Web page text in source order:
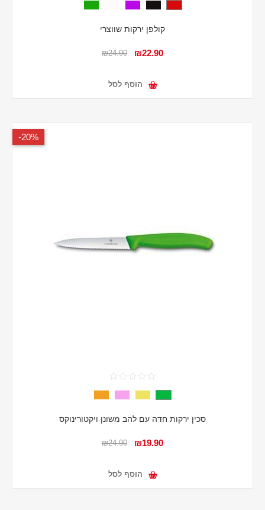
קולפן ירקות שווצרי
₪22.90
₪24.90
הוסף לסל
20%-
סכין ירקות חדה עם להב משונן ויקטורינוקס
₪19.90
₪24.90
הוסף לסל